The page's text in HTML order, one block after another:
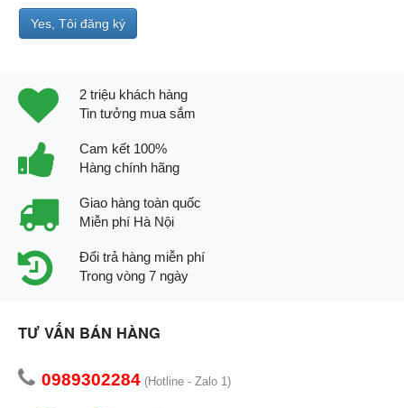
2 triệu khách hàng
Tin tưởng mua sắm
Cam kết 100%
Hàng chính hãng
Giao hàng toàn quốc
Miễn phí Hà Nội
Đổi trả hàng miễn phí
Trong vòng 7 ngày
TƯ VẤN BÁN HÀNG
0989302284 (Hotline - Zalo 1)